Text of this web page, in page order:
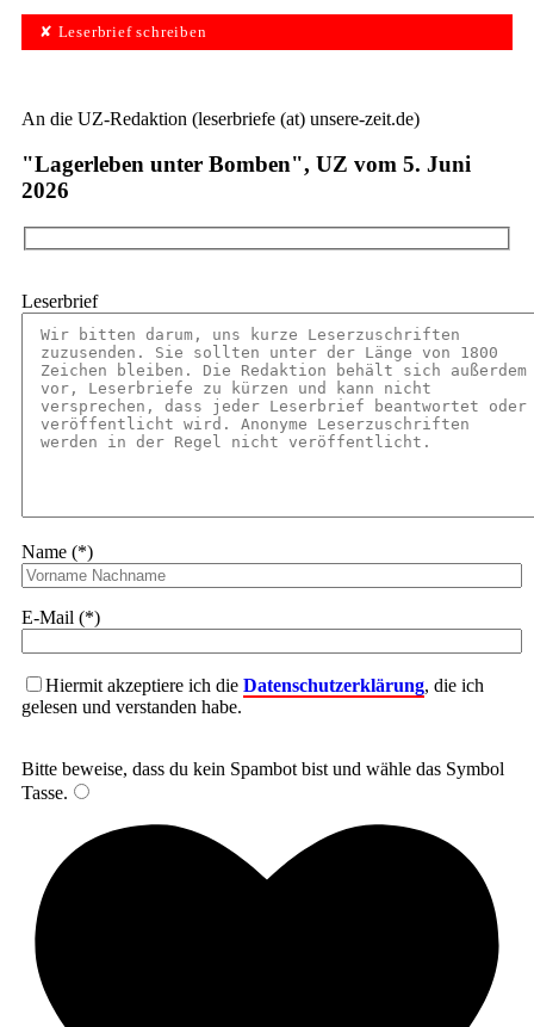
✘ Leserbrief schreiben
An die UZ-Redaktion (leserbriefe (at) unsere-zeit.de)
"Lagerleben unter Bomben", UZ vom 5. Juni
2026
Leserbrief
Name (*)
E-Mail (*)
Hiermit akzeptiere ich die Datenschutzerklärung, die ich
gelesen und verstanden habe.
Bitte beweise, dass du kein Spambot bist und wähle das Symbol
Tasse.